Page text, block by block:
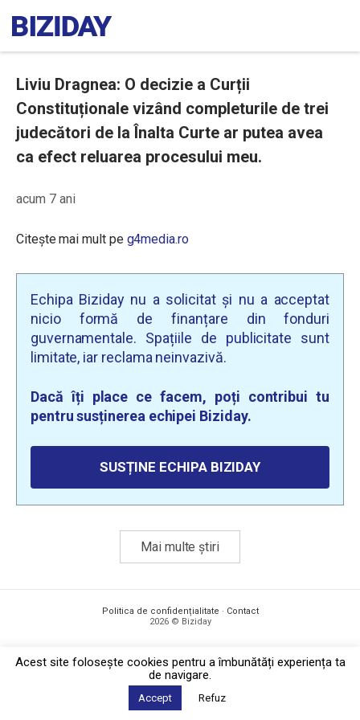
Liviu Dragnea: O decizie a Curții
Constituționale vizând completurile de trei
judecători de la Înalta Curte ar putea avea
ca efect reluarea procesului meu.
acum 7 ani
Citește mai mult pe g4media.ro
Echipa Biziday nu a solicitat și nu a acceptat
nicio formă de finanțare din fonduri
guvernamentale. Spațiile de publicitate sunt
limitate, iar reclama neinvazivă.
Dacă îți place ce facem, poți contribui tu
pentru susținerea echipei Biziday.
SUSȚINE ECHIPA BIZIDAY
Mai multe știri
Politica de confidențialitate · Contact
2026 © Biziday
Acest site foloseşte cookies pentru a îmbunătăți experiența ta
de navigare.
Accept Refuz